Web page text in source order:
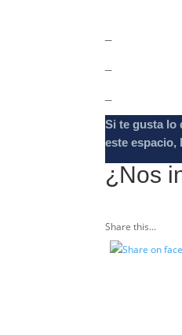
Si te gusta lo
este espacio,
¿Nos
Share this...